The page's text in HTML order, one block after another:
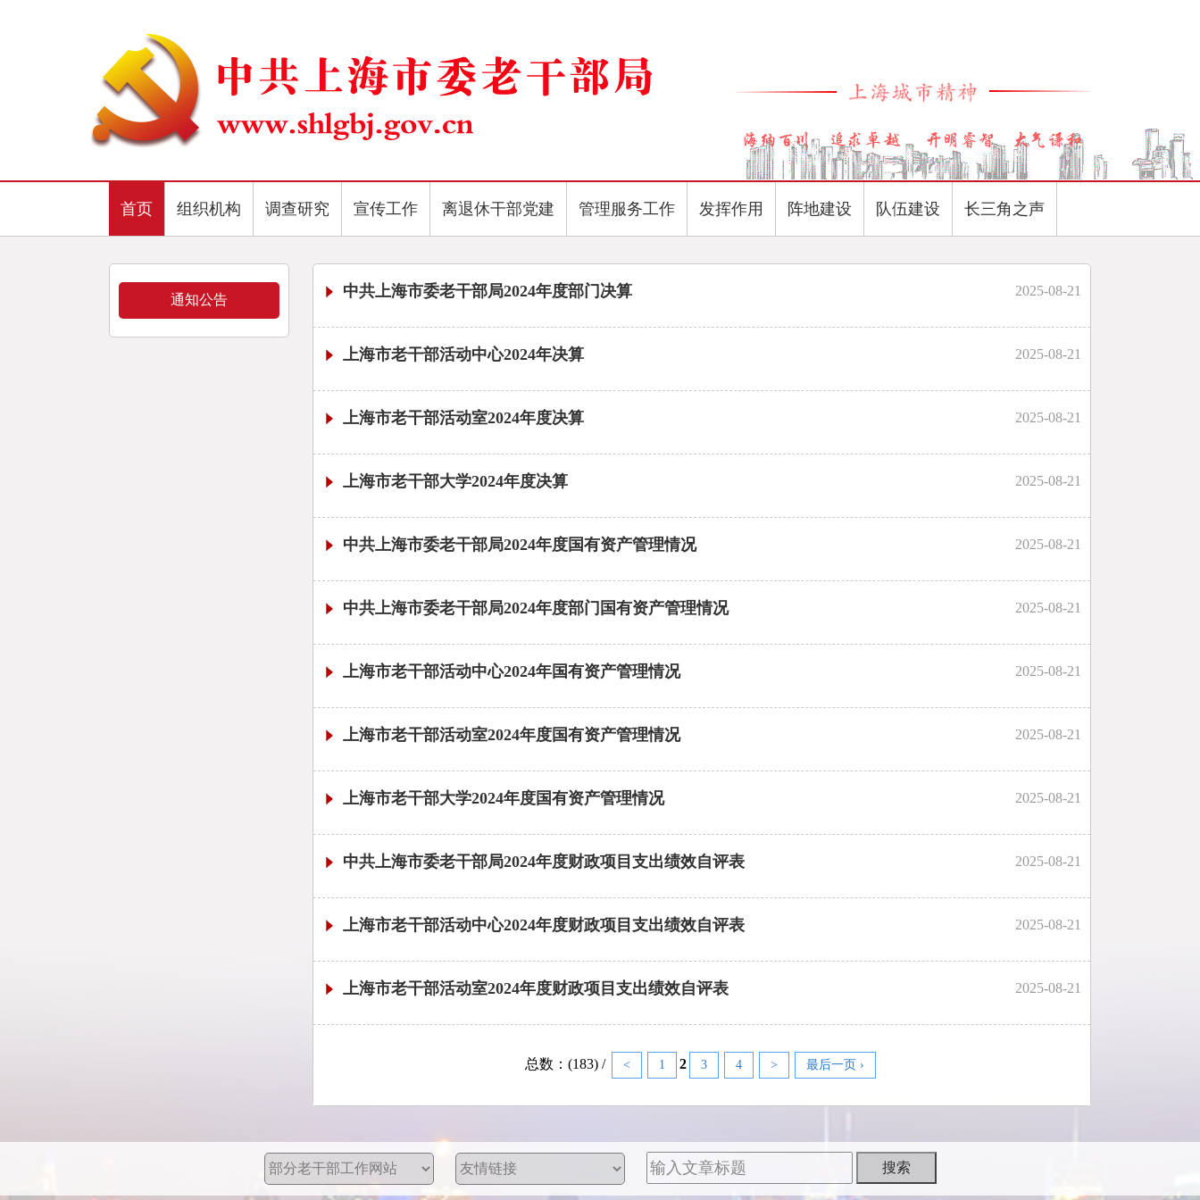
首页 组织机构 调查研究 宣传工作 离退休干部党建 管理服务工作 发挥作用 阵地建设 队伍建设 长三角之声
通知公告 中共上海市委老干部局2024年度部门决算 2025-08-21
上海市老干部活动中心2024年决算 2025-08-21
上海市老干部活动室2024年度决算 2025-08-21
上海市老干部大学2024年度决算 2025-08-21
中共上海市委老干部局2024年度国有资产管理情况 2025-08-21
中共上海市委老干部局2024年度部门国有资产管理情况 2025-08-21
上海市老干部活动中心2024年国有资产管理情况 2025-08-21
上海市老干部活动室2024年度国有资产管理情况 2025-08-21
上海市老干部大学2024年度国有资产管理情况 2025-08-21
中共上海市委老干部局2024年度财政项目支出绩效自评表 2025-08-21
上海市老干部活动中心2024年度财政项目支出绩效自评表 2025-08-21
上海市老干部活动室2024年度财政项目支出绩效自评表 2025-08-21
总数：(183) / < 1 2 3 4 > 最后一页 ›